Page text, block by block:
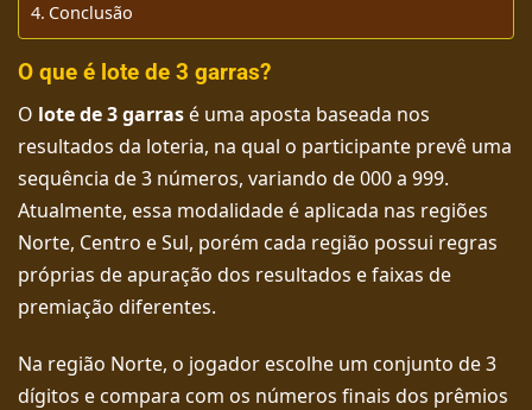
Conclusão
O que é lote de 3 garras?
O lote de 3 garrasé uma aposta baseada nos
resultados da loteria, na qual o participante prevê uma
sequência de 3 números, variando de 000 a 999.
Atualmente, essa modalidade é aplicada nas regiões
Norte, Centro e Sul, porém cada região possui regras
próprias de apuração dos resultados e faixas de
premiação diferentes.
Na região Norte, o jogador escolhe um conjunto de 3
dígitos e compara com os números finais dos prêmios